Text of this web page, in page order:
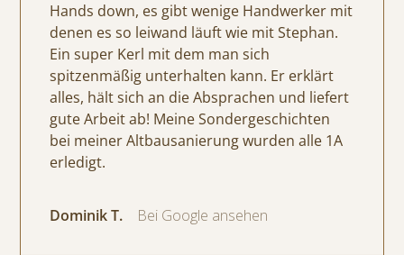
Hands down, es gibt wenige Handwerker mit
denen es so leiwand läuft wie mit Stephan.
Ein super Kerl mit dem man sich
spitzenmäßig unterhalten kann. Er erklärt
alles, hält sich an die Absprachen und liefert
gute Arbeit ab! Meine Sondergeschichten
bei meiner Altbausanierung wurden alle 1A
erledigt.
Dominik T. Bei Google ansehen